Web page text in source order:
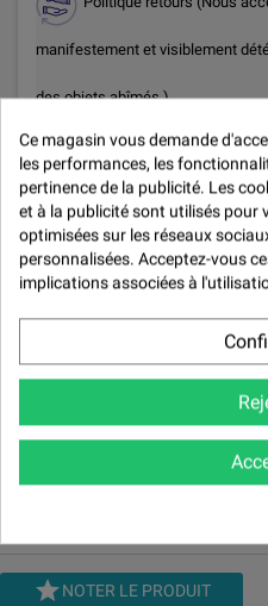
manifestement et visiblement
des objets abîmés.)
Description
Disques abrasifs Q.SIVER Velcro
Bonne résistance à l'échauffement,
laques, métaux et pour la finition
Avis (0)
Avis (0) -
Modération des avis

NOTER LE PRODUIT
Ce magasin vous demande
les performances, les
pertinence de la publicité. Les
et à la publicité sont utilisés
optimisées sur les réseaux
personnalisées. Acceptez-vous
implications associées à